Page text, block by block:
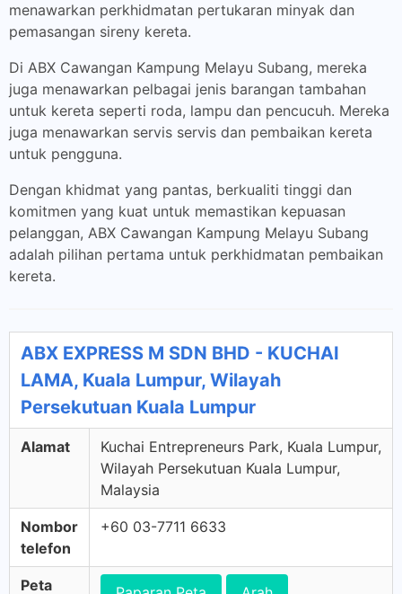
menawarkan perkhidmatan pertukaran minyak dan
pemasangan sireny kereta.
Di ABX Cawangan Kampung Melayu Subang, mereka
juga menawarkan pelbagai jenis barangan tambahan
untuk kereta seperti roda, lampu dan pencucuh. Mereka
juga menawarkan servis servis dan pembaikan kereta
untuk pengguna.
Dengan khidmat yang pantas, berkualiti tinggi dan
komitmen yang kuat untuk memastikan kepuasan
pelanggan, ABX Cawangan Kampung Melayu Subang
adalah pilihan pertama untuk perkhidmatan pembaikan
kereta.
ABX EXPRESS M SDN BHD - KUCHAI
LAMA, Kuala Lumpur, Wilayah
Persekutuan Kuala Lumpur
Alamat
Kuchai Entrepreneurs Park, Kuala Lumpur,
Wilayah Persekutuan Kuala Lumpur,
Malaysia
Nombor
telefon
+60 03-7711 6633
Peta